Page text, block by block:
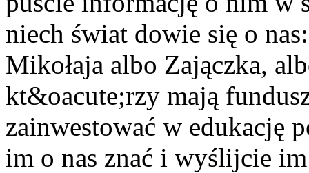
niech świat dowie się o
Mikołaja albo Zajączka,
kt&oacute;rzy mają
zainwestować w edukację
im o nas znać i wyślijcie